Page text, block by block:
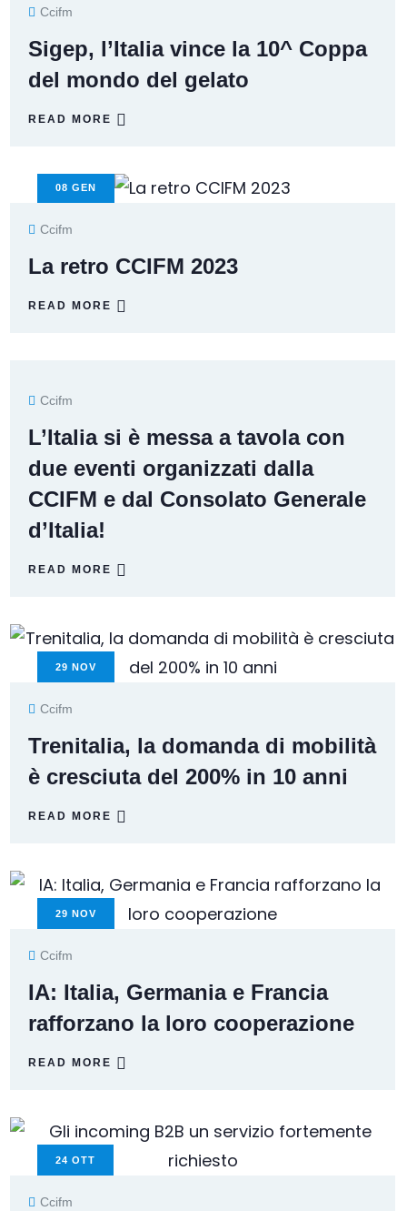
Ccifm
Sigep, l’Italia vince la 10^ Coppa
del mondo del gelato
READ MORE
08 GEN
Ccifm
La retro CCIFM 2023
READ MORE
Ccifm
L’Italia si è messa a tavola con
due eventi organizzati dalla
CCIFM e dal Consolato Generale
d’Italia!
READ MORE
29 NOV
Ccifm
Trenitalia, la domanda di mobilità
è cresciuta del 200% in 10 anni
READ MORE
29 NOV
Ccifm
IA: Italia, Germania e Francia
rafforzano la loro cooperazione
READ MORE
24 OTT
Ccifm